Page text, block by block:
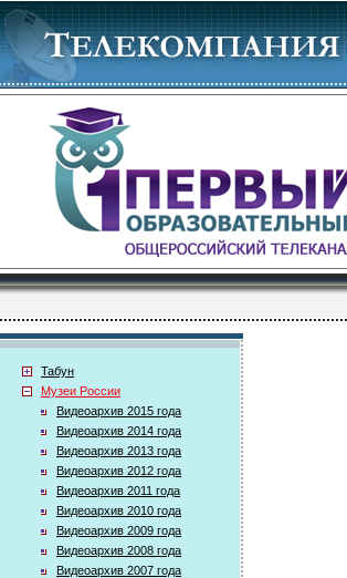
Табун
Музеи России
Видеоархив 2015 года
Видеоархив 2014 года
Видеоархив 2013 года
Видеоархив 2012 года
Видеоархив 2011 года
Видеоархив 2010 года
Видеоархив 2009 года
Видеоархив 2008 года
Видеоархив 2007 года